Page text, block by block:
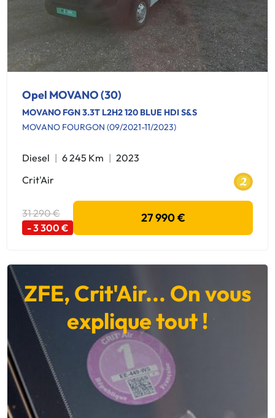
Opel MOVANO (30)
MOVANO FGN 3.3T L2H2 120 BLUE HDI S&S
MOVANO FOURGON (09/2021-11/2023)
Diesel 6 245 Km
2023
Crit'Air
31 290 €
- 3 300 €
27 990 €
ZFE, Crit'Air... On vous
explique tout !